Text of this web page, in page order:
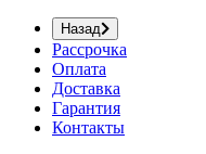
Назад
Рассрочка
Оплата
Доставка
Гарантия
Контакты